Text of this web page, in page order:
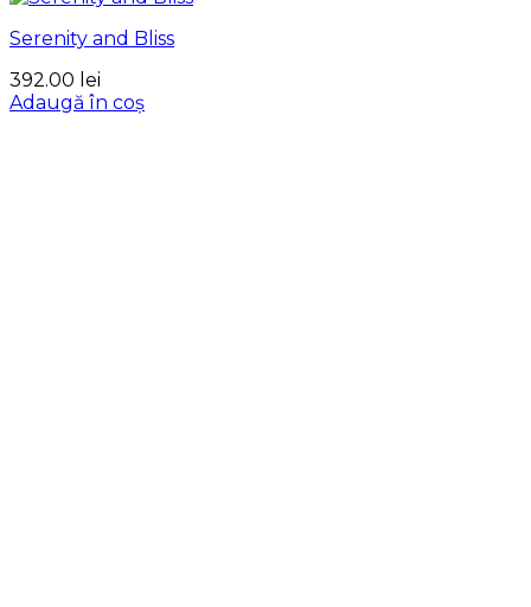
Serenity and Bliss
392.00 lei
Adaugă în coș